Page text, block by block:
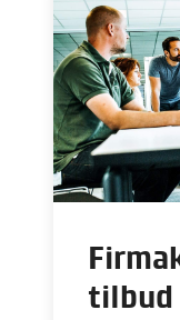
tilbud